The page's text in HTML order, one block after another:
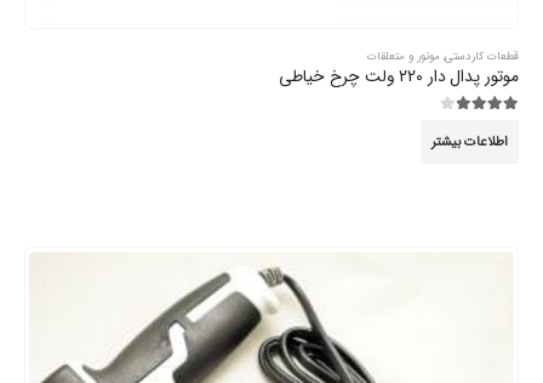
قطعات کاردستی, موتور و متعلقات
موتور پدال دار 220 ولت چرخ خیاطی
اطلاعات بیشتر